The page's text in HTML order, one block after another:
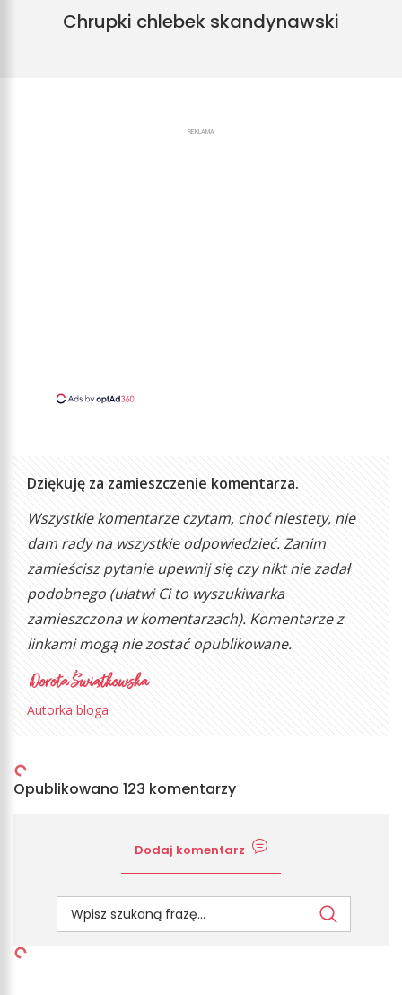
Chrupki chlebek skandynawski
REKLAMA
Dziękuję za zamieszczenie komentarza.
Wszystkie komentarze czytam, choć niestety, nie
dam rady na wszystkie odpowiedzieć. Zanim
zamieścisz pytanie upewnij się czy nikt nie zadał
podobnego (ułatwi Ci to wyszukiwarka
zamieszczona w komentarzach). Komentarze z
linkami mogą nie zostać opublikowane.
Autorka bloga
Opublikowano 123 komentarzy
Dodaj komentarz